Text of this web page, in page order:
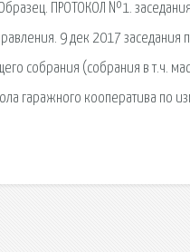
ПРОТОКОЛ №1.
9 дек 2017
собрания (собрания в т.ч.
гаражного кооператива